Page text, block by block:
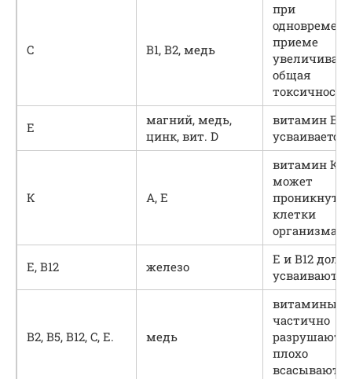
С В1, В2, медь
при
приеме
общая
токсичность
Е
магний, медь,
цинк, вит. D
витамин Е
усваивается
К А, Е
витамин К
может
проникнуть
клетки
организма
Е, В12 железо
Е и В12
усваиваются
B2, B5, B12, C, E. медь
витамины
частично
плохо
всасываются